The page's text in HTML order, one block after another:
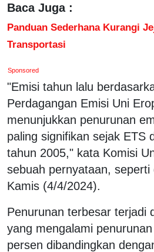
Baca Juga :
Panduan Sederhana Kurangi
Transportasi
Sponsored
"Emisi tahun lalu
Perdagangan Emisi Uni
menunjukkan penurunan
paling signifikan sejak ETS
tahun 2005," kata Komisi
sebuah pernyataan, seperti
Kamis (4/4/2024).
Penurunan terbesar terjadi
yang mengalami
persen dibandingkan